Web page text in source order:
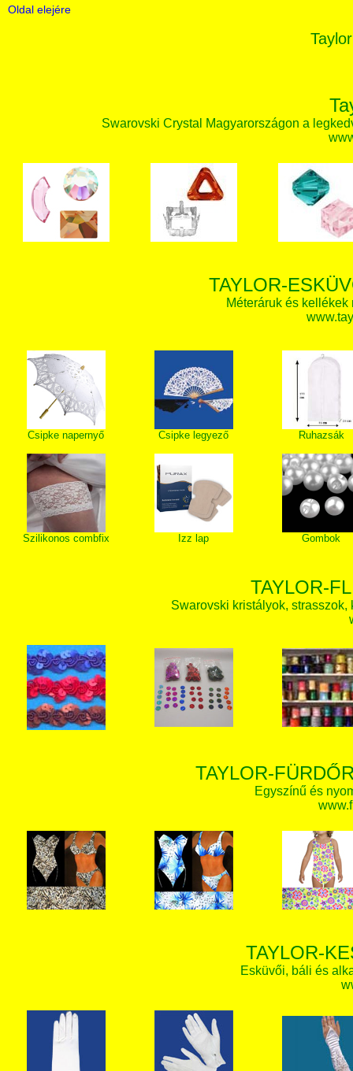
Oldal elejére
Swarovski Crystal Magyarországon a
TAYLOR-
Méteráruk és
Csipke napernyő Csipke legyező Ruhazsák
Szilikonos combfix Izz lap Gombok
TAYLOR-
Swarovski kristályok,
TAYLOR-
Egyszínű és
TAYLOR-
Esküvői, báli és